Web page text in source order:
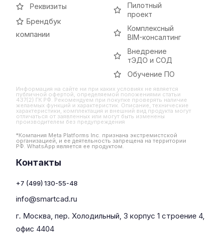
Реквизиты
Брендбук
компании
Пилотный
проект
Комплексный
BIM-консалтинг
Внедрение
тЭДО и СОД
Обучение ПО
Информация на сайте ни при каких условиях не является
публичной офертой, определяемой положениями статьи
437(2) ГК РФ. Рекомендуем при покупке проверять наличие
желаемых функций и характеристик. Описание, технические
характеристики, комплектация и внешний вид продукта могут
отличаться от заявленных или могут быть изменены
производителем без предупреждения
*Компания Meta Platforms Inc. признана экстремистской
организацией, и ее деятельность запрещена на территории
РФ. WhatsApp является ее продуктом.
Контакты
+7 (499) 130-55-48
info@smartcad.ru
г. Москва, пер. Холодильный, 3 корпус 1 строение 4,
офис 4404